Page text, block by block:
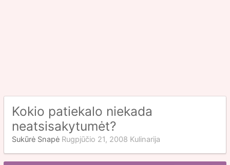
Kokio patiekalo niekada
neatsisakytumėt?
Sukūrė Snapė Rugpjūčio 21, 2008 Kulinarija